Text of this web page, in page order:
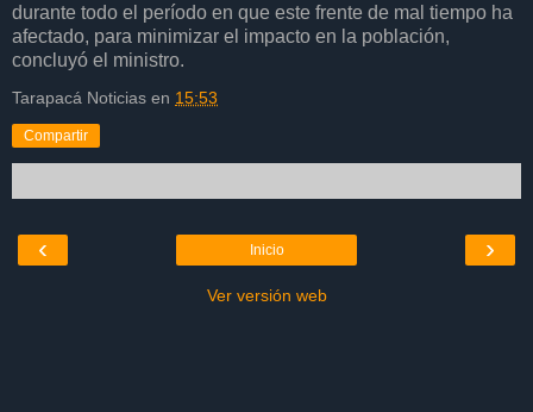
durante todo el período en que este frente de mal tiempo ha
afectado, para minimizar el impacto en la población,
concluyó el ministro.
Tarapacá Noticias en 15:53
Compartir
‹ ›
Inicio
Ver versión web